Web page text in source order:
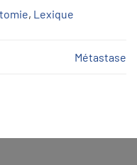
, Lexique
Métastase